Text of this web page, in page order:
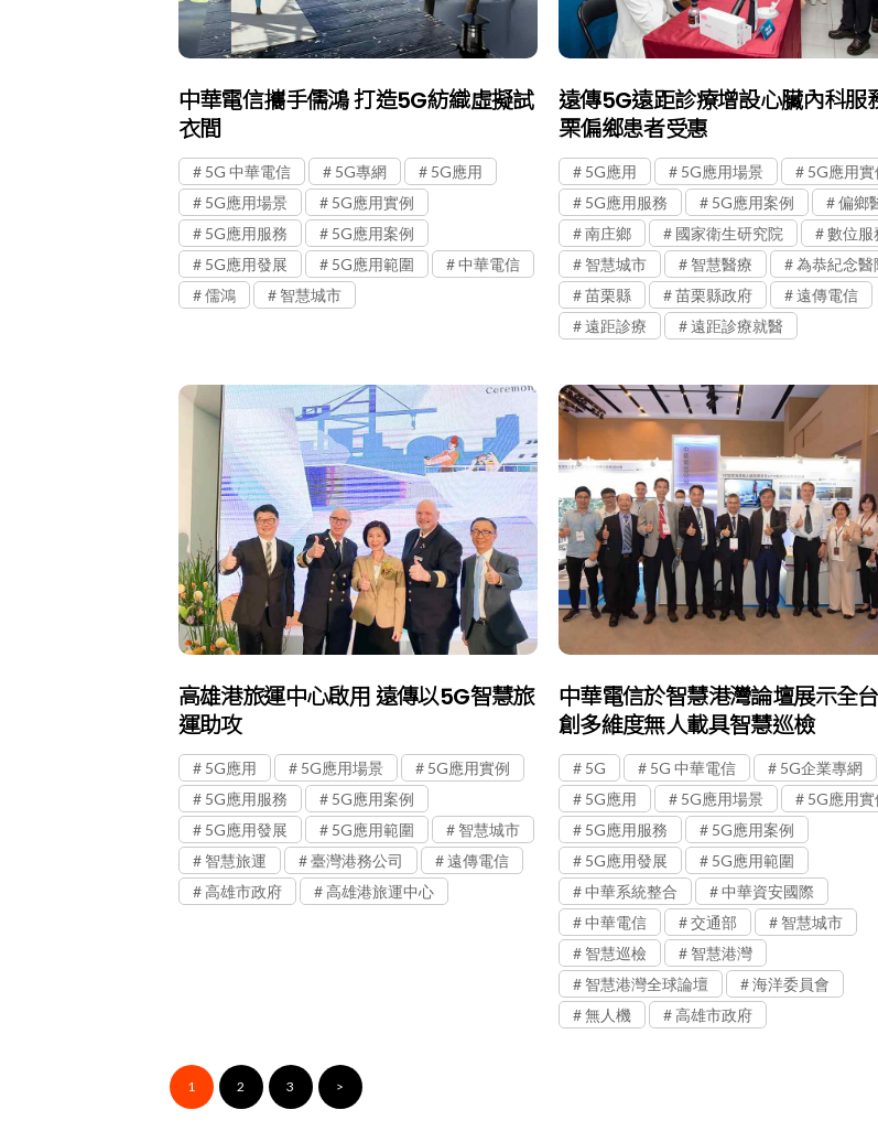
中華電信攜手儒鴻 打造5G紡織虛擬試
衣間
5G 中華電信 5G專網
5G應用
5G應用場景
5G應用實例
5G應用服務
5G應用案例
5G應用發展
5G應用範圍
中華電信
儒鴻
智慧城市
遠傳5G遠距診療增設心臟內科服
栗偏鄉患者受惠
5G應用 5G應用場景
5G應用實
5G應用服務
5G應用案例
偏鄉
南庄鄉
國家衛生研究院
數位服
智慧城市
智慧醫療
為恭紀念醫
苗栗縣
苗栗縣政府
遠傳電信
遠距診療
遠距診療就醫
高雄港旅運中心啟用 遠傳以5G智慧旅
運助攻
5G應用 5G應用場景
5G應用實例
5G應用服務
5G應用案例
5G應用發展
5G應用範圍
智慧城市
智慧旅運
臺灣港務公司
遠傳電信
高雄市政府
高雄港旅運中心
中華電信於智慧港灣論壇展示全
創多維度無人載具智慧巡檢
5G 5G 中華電信
5G企業專網
5G應用
5G應用場景
5G應用實
5G應用服務
5G應用案例
5G應用發展
5G應用範圍
中華系統整合
中華資安國際
中華電信
交通部
智慧城市
智慧巡檢
智慧港灣
智慧港灣全球論壇
海洋委員會
無人機
高雄市政府
1 2 3 >